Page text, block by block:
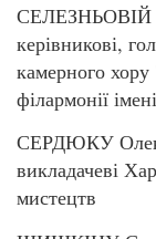
СЕЛЕЗНЬОВІЙ
керівникові,
камерного хору
філармонії
СЕРДЮКУ
викладачеві
мистецтв